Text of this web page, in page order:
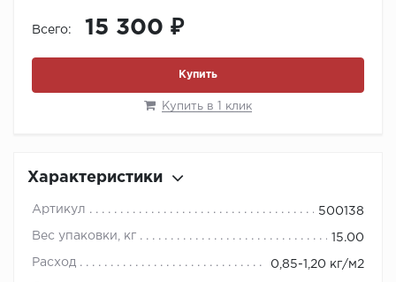
Всего: 15 300 ₽
Купить
Купить в 1 клик
Характеристики
Артикул 500138
Вес упаковки, кг 15.00
Расход 0,85-1,20 кг/м2